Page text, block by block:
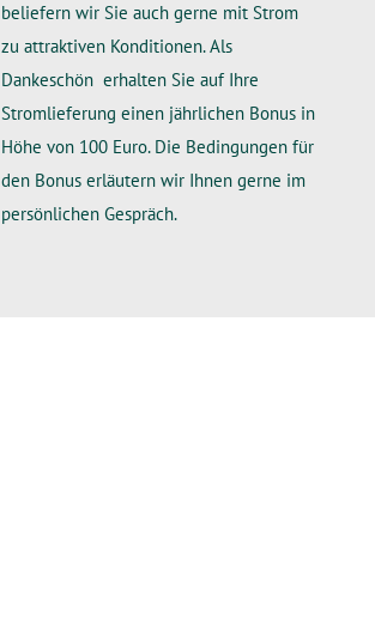
beliefern wir Sie auch gerne mit Strom
zu attraktiven Konditionen. Als
Dankeschön erhalten Sie auf Ihre
Stromlieferung einen jährlichen Bonus in
Höhe von 100 Euro. Die Bedingungen für
den Bonus erläutern wir Ihnen gerne im
persönlichen Gespräch.